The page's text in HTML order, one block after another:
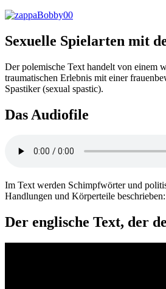
Sexuelle Spielarten mit
Der polemische Text handelt von einem
traumatischen Erlebnis mit einer
Spastiker (sexual spastic).
Das Audiofile
Im Text werden Schimpfwörter und
Handlungen und Körperteile beschrieben:
Der englische Text, der